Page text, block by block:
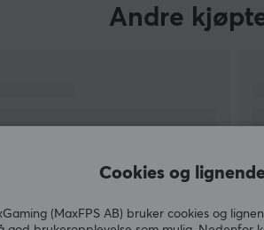
Andre
Cookies og
(MaxFPS AB) bruker cookies og